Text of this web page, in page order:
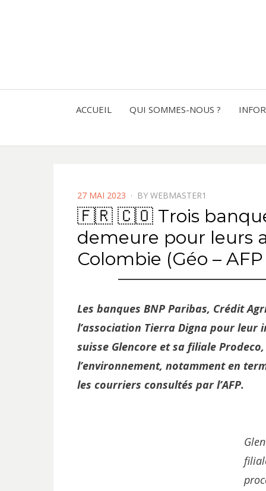
ACCUEIL QUI SOMMES-NOUS ?
POSTED
ON
27 MAI 2023 BY WEBMASTER1
🇫🇷 🇨🇴 Trois
demeure pour leurs
Colombie (Géo –
Les banques BNP Paribas, Crédit
l’association Tierra Digna pour leur
suisse Glencore et sa filiale
l’environnement, notamment en
les courriers consultés par l’AFP.